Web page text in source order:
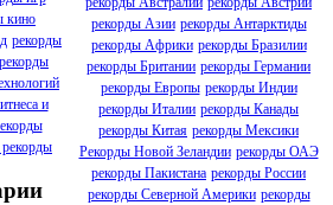
кино
рекорды
рекорды
и
рекорды Азии рекорды Антарктиды
рекорды Африки рекорды Бразилии
рекорды Британии рекорды Германии
рекорды Европы рекорды Индии
рекорды Италии рекорды Канады
рекорды Китая рекорды Мексики
Рекорды Новой Зеландии рекорды ОАЭ
рекорды Пакистана рекорды России
рекорды Северной Америки рекорды